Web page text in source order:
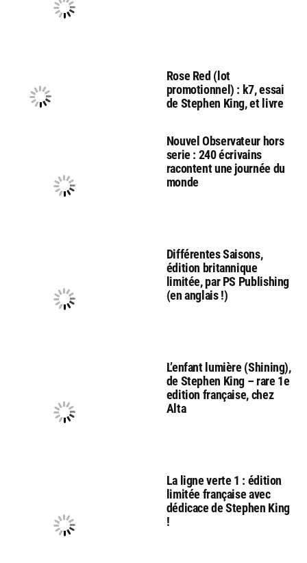
Rose Red (lot
promotionnel) : k7, essai
de Stephen King, et livre
Nouvel Observateur hors
serie : 240 écrivains
racontent une journée du
monde
Différentes Saisons,
édition britannique
limitée, par PS Publishing
(en anglais !)
L’enfant lumière (Shining),
de Stephen King – rare 1e
edition française, chez
Alta
La ligne verte 1 : édition
limitée française avec
dédicace de Stephen King
!